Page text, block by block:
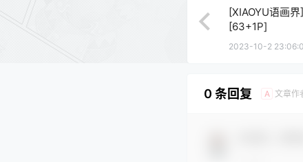
[XIAOYU语画
[63+1P]
2023-10-2
0 条回复 A 文章作